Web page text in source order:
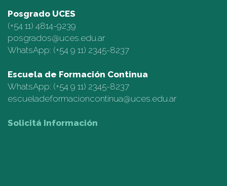
Posgrado UCES
(+54 11) 4814-9239
posgrados@uces.edu.ar
WhatsApp: (+54 9 11) 2345-8237
Escuela de Formación Continua
WhatsApp: (+54 9 11) 2345-8237
escueladeformacioncontinua@uces.edu.ar
Solicitá Información